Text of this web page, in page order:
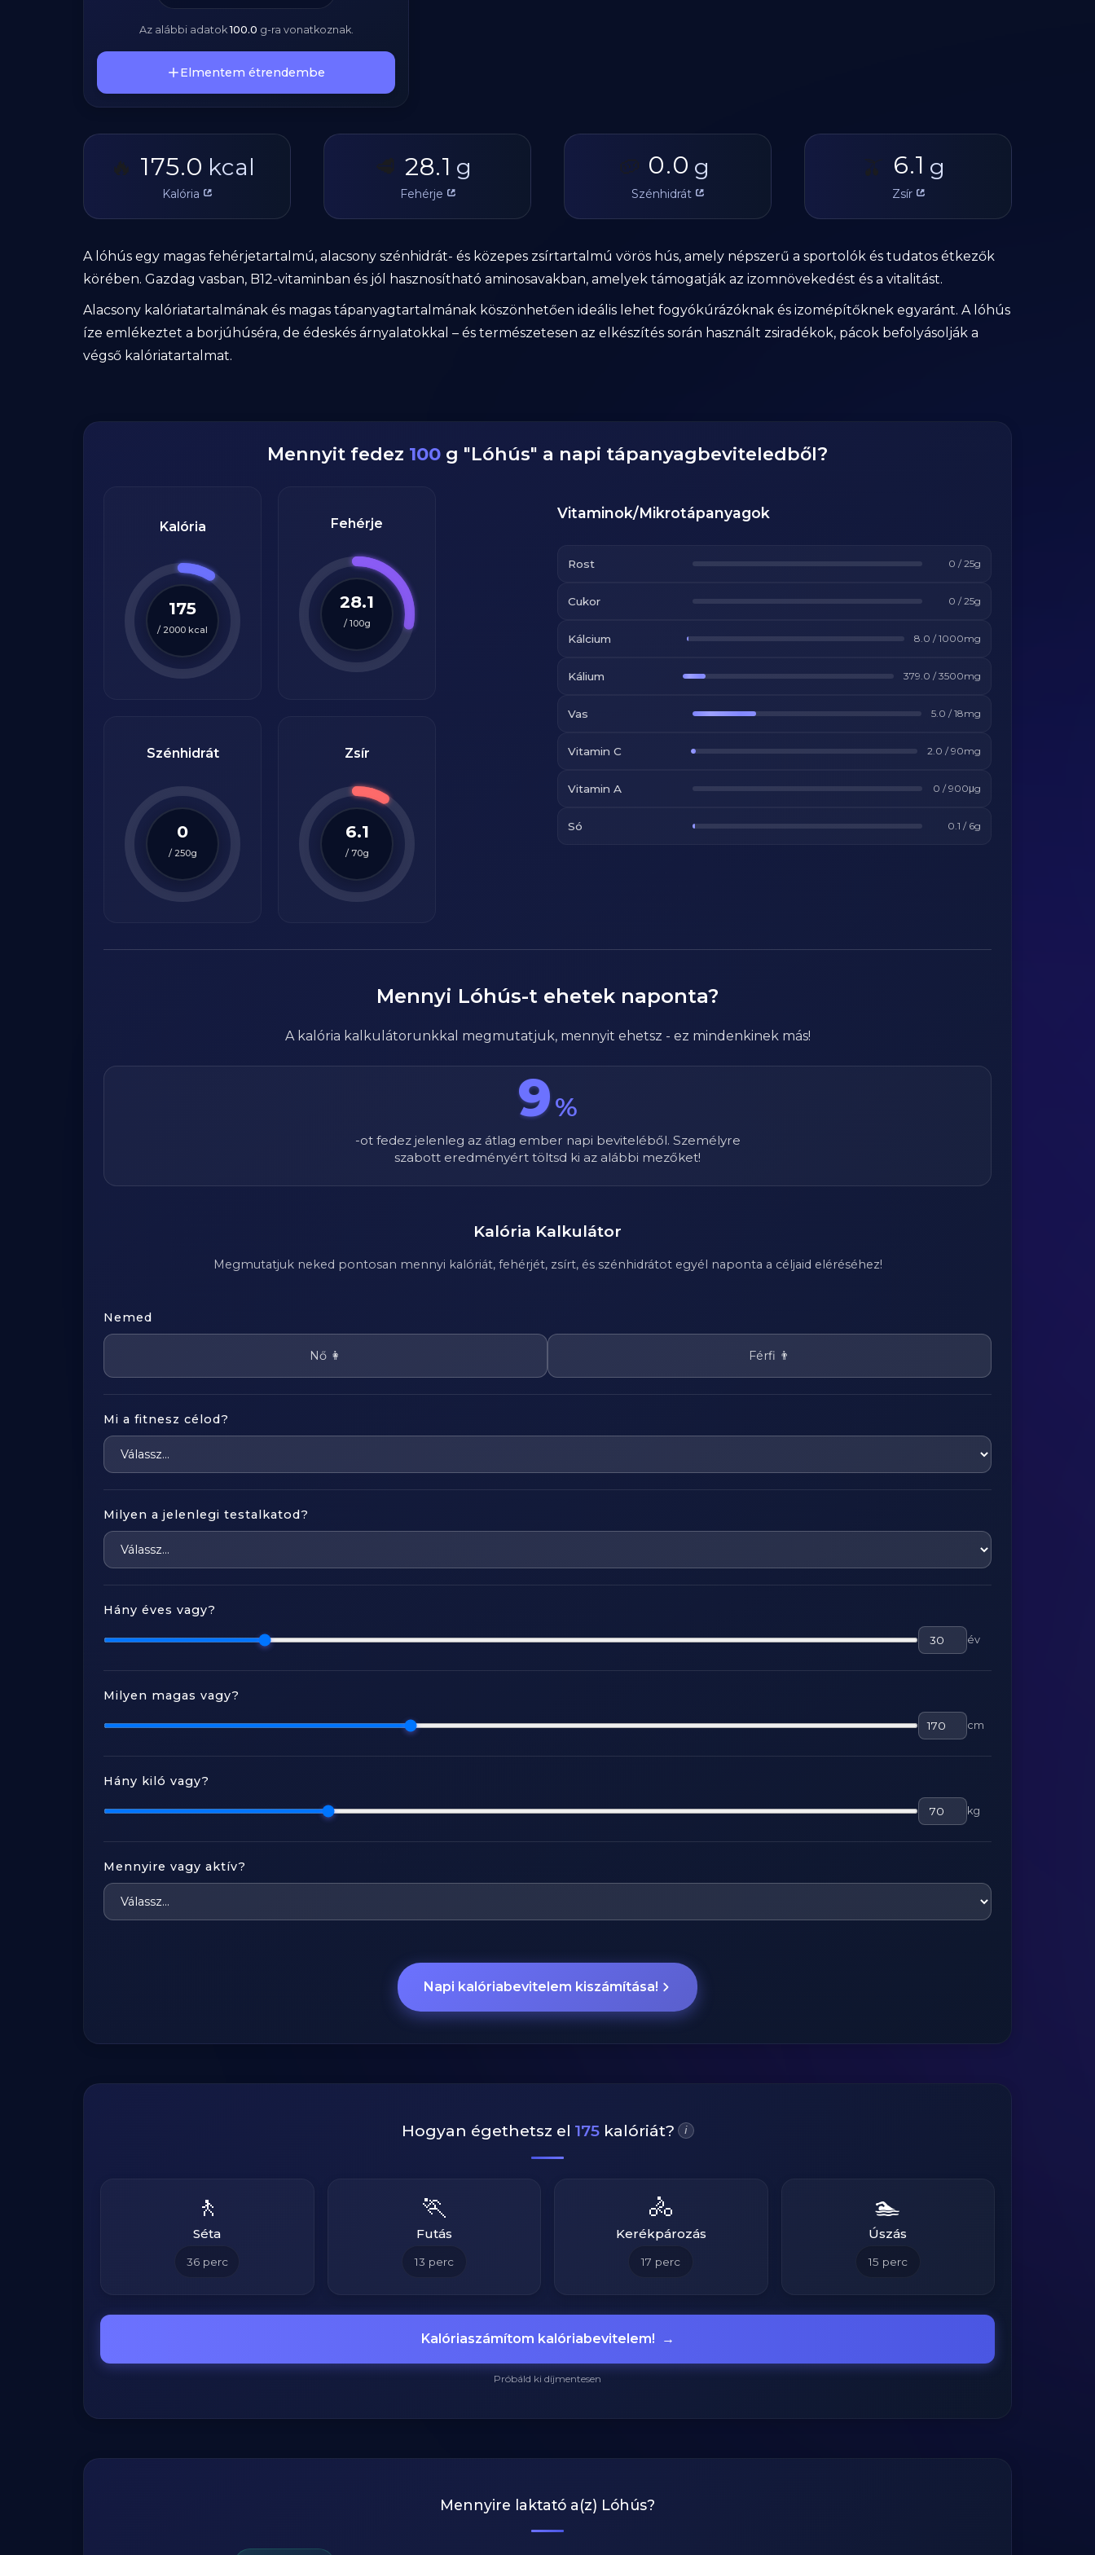
Az alábbi adatok100.0 g-ra vonatkoznak.
Elmentem étrendembe
🔥 175.0 kcal
Kalória
🥩 28.1 g
Fehérje
🥔 0.0 g
Szénhidrát
🫒 6.1 g
Zsír
A lóhús egy magas fehérjetartalmú, alacsony szénhidrát- és közepes zsírtartalmú vörös hús, amely népszerű a sportolók és tudatos étkezők
körében. Gazdag vasban, B12-vitaminban és jól hasznosítható aminosavakban, amelyek támogatják az izomnövekedést és a vitalitást.
Alacsony kalóriatartalmának és magas tápanyagtartalmának köszönhetően ideális lehet fogyókúrázóknak és izomépítőknek egyaránt. A lóhús
íze emlékeztet a borjúhúséra, de édeskés árnyalatokkal – és természetesen az elkészítés során használt zsiradékok, pácok befolyásolják a
végső kalóriatartalmat.
Mennyit fedez 100 g "Lóhús" a napi tápanyagbeviteledből?
Kalória
175
/ 2000 kcal
Fehérje
28.1
/100g
Szénhidrát
0
/ 250g
Zsír
6.1
/70g
Vitaminok/Mikrotápanyagok
Rost 0 /25g
Cukor 0 /25g
Kálcium 8.0 /1000mg
Kálium 379.0 /3500mg
Vas 5.0 /18mg
Vitamin C 2.0 /90mg
Vitamin A 0 /900μg
Só 0.1 / 6g
Mennyi Lóhús-t ehetek naponta?
A kalória kalkulátorunkkal megmutatjuk, mennyit ehetsz - ez mindenkinek más!
9%
-ot fedez jelenleg az átlag ember napi beviteléből. Személyre
szabott eredményért töltsd ki az alábbi mezőket!
Kalória Kalkulátor
Megmutatjuk neked pontosan mennyi kalóriát, fehérjét, zsírt, és szénhidrátot egyél naponta a céljaid eléréséhez!
Nemed
Nő 👩 Férfi 👨
Mi a fitnesz célod?
Milyen a jelenlegi testalkatod?
Hány éves vagy?
év
Milyen magas vagy?
cm
Hány kiló vagy?
kg
Mennyire vagy aktív?
Napi kalóriabevitelem kiszámítása!
Hogyan égethetsz el 175 kalóriát? i
🚶
Séta
36perc
🏃
Futás
13 perc
🚴
Kerékpározás
17 perc
🏊
Úszás
15 perc
Kalóriaszámítom kalóriabevitelem! →
Próbáld ki díjmentesen
Mennyire laktató a(z) Lóhús?